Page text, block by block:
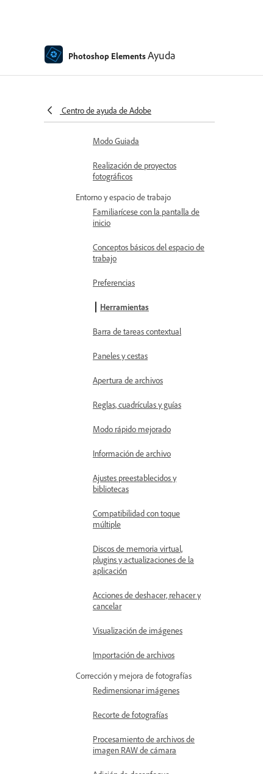
Photoshop ElementsAyuda
Centro de ayuda de Adobe
Conceptos básicos del espacio de
trabajo
Modo Guiada
Realización de proyectos
fotográficos
Entorno y espacio de trabajo
Familiarícese con la pantalla de
inicio
Conceptos básicos del espacio de
trabajo
Preferencias
Herramientas
Barra de tareas contextual
Paneles y cestas
Apertura de archivos
Reglas, cuadrículas y guías
Modo rápido mejorado
Información de archivo
Ajustes preestablecidos y
bibliotecas
Compatibilidad con toque
múltiple
Discos de memoria virtual,
plugins y actualizaciones de la
aplicación
Acciones de deshacer, rehacer y
cancelar
Visualización de imágenes
Importación de archivos
Corrección y mejora de fotografías
Redimensionar imágenes
Recorte de fotografías
Procesamiento de archivos de
imagen RAW de cámara